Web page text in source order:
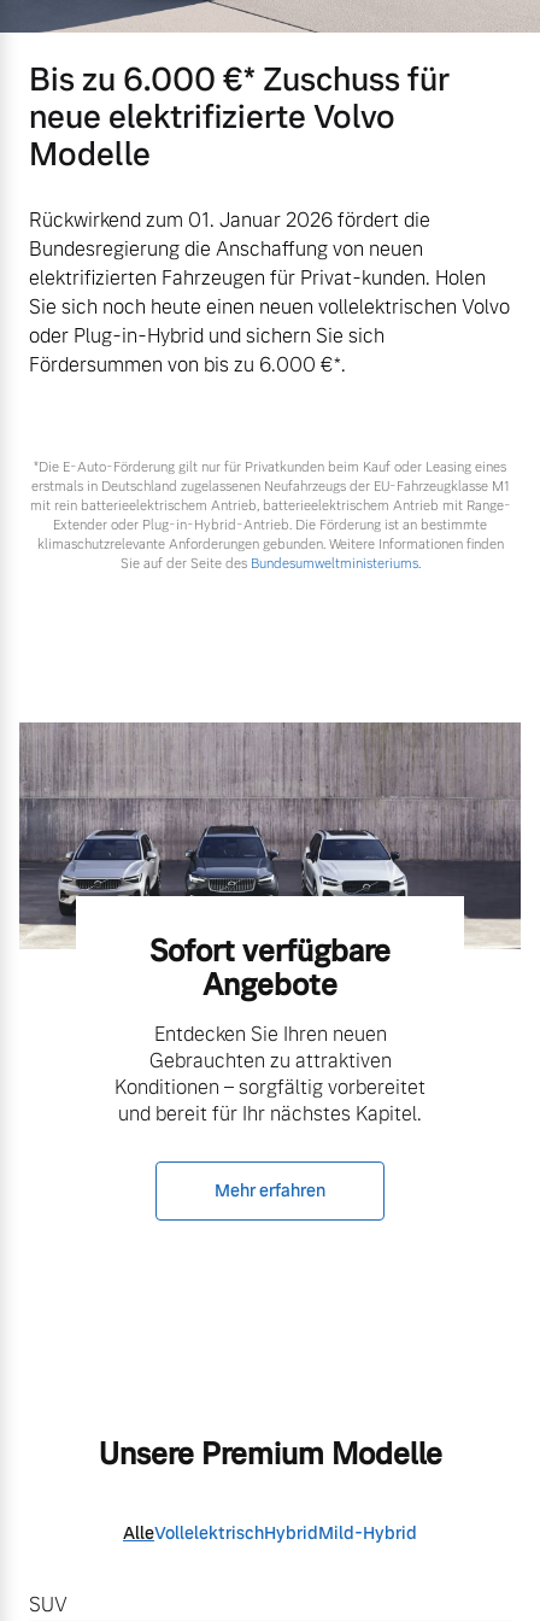
Bis zu 6.000 €⁠* Zuschuss für
neue elektrifizierte Volvo
Modelle
Rückwirkend zum 01. Januar 2026 fördert die
Bundesregierung die Anschaffung von neuen
elektrifizierten Fahrzeugen für Privat-kunden. Holen
Sie sich noch heute einen neuen vollelektrischen Volvo
oder Plug-in-Hybrid und sichern Sie sich
Fördersummen von bis zu 6.000 €⁠*.
*Die E‑Auto-Förderung gilt nur für Privatkunden beim Kauf oder Leasing eines
erstmals in Deutschland zugelassenen Neufahrzeugs der EU-Fahrzeugklasse M1
mit rein batterieelektrischem Antrieb, batterieelektrischem Antrieb mit Range-
Extender oder Plug-in-Hybrid-Antrieb. Die Förderung ist an bestimmte
klimaschutzrelevante Anforderungen gebunden. Weitere Informationen finden
Sie auf der Seite des Bundesumweltministeriums.
Sofort verfügbare
Angebote
Entdecken Sie Ihren neuen
Gebrauchten zu attraktiven
Konditionen – sorgfältig vorbereitet
und bereit für Ihr nächstes Kapitel.
Mehr erfahren
Unsere Premium Modelle
AlleVollelektrischHybridMild-Hybrid
SUV